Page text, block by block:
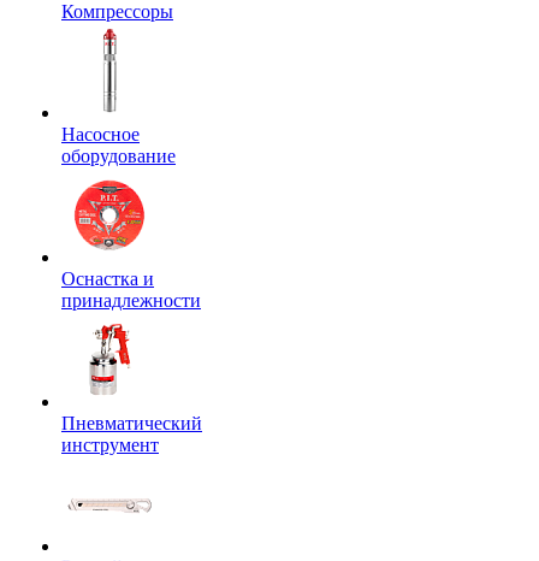
Компрессоры
Насосное
оборудование
Оснастка и
принадлежности
Пневматический
инструмент